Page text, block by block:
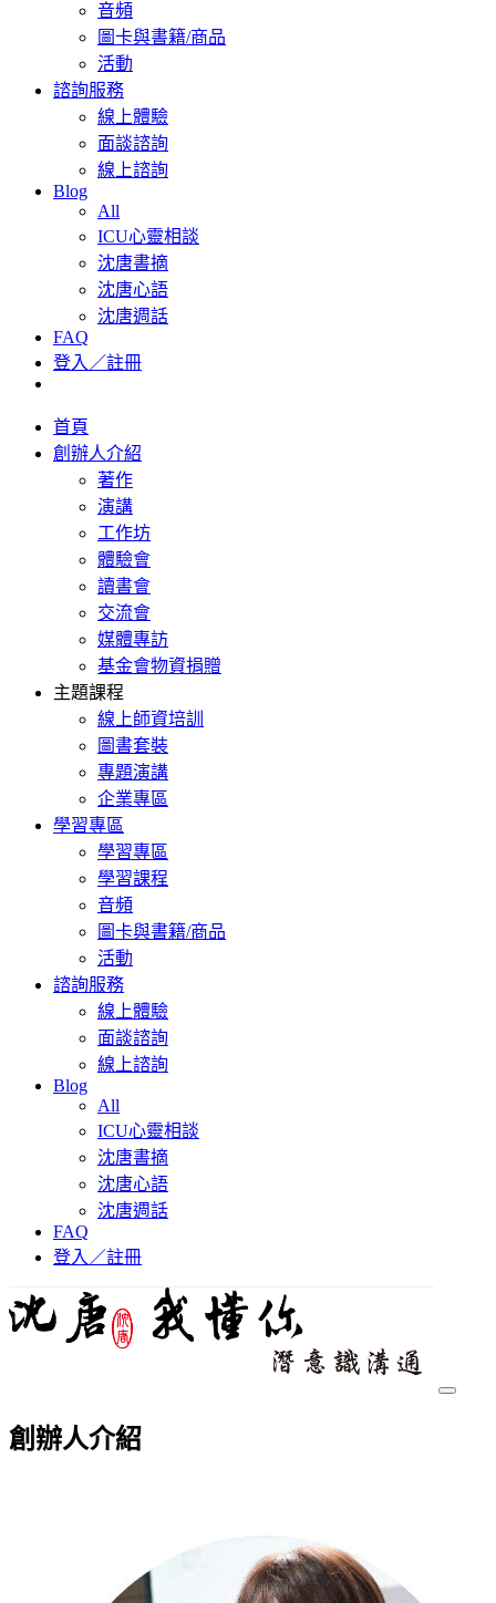
音頻
圖卡與書籍/商品
活動
諮詢服務
線上體驗
面談諮詢
線上諮詢
Blog
All
ICU心靈相談
沈唐書摘
沈唐心語
沈唐週話
FAQ
登入／註冊
首頁
創辦人介紹
著作
演講
工作坊
體驗會
讀書會
交流會
媒體專訪
基金會物資捐贈
主題課程
線上師資培訓
圖書套裝
專題演講
企業專區
學習專區
學習專區
學習課程
音頻
圖卡與書籍/商品
活動
諮詢服務
線上體驗
面談諮詢
線上諮詢
Blog
All
ICU心靈相談
沈唐書摘
沈唐心語
沈唐週話
FAQ
登入／註冊
創辦人介紹